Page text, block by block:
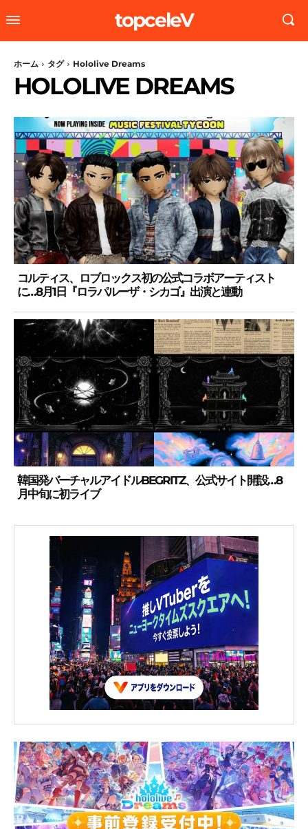
topceleV
ホーム タグ Hololive Dreams
HOLOLIVE DREAMS
コルティス、ロブロックス初の公式コラボアーティスト
に…8月1日『ロラパルーザ・シカゴ』出演と連動
韓国発バーチャルアイドルBEGRITZ、公式サイト開設…8
月中旬に初ライブ